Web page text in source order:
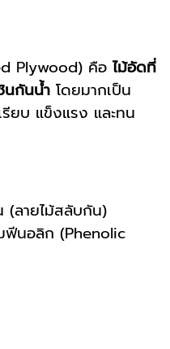
Plywood) คือไม้อัดที่
นกันน้ำ โดยมากเป็น
ยบ แข็งแรง และทน
(ลายไม้สลับกัน)
ฟีนอลิก (Phenolic